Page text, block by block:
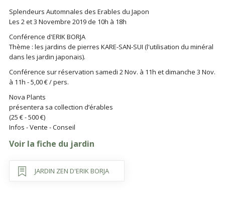
Splendeurs Automnales des Erables du Japon
Les 2 et 3 Novembre 2019 de 10h à 18h
Conférence d'ERIK BORJA
Thème : les jardins de pierres KARE-SAN-SUI (l'utilisation du minéral
dans les jardin japonais).
Conférence sur réservation samedi 2 Nov. à 11h et dimanche 3 Nov.
à 11h - 5,00 € / pers.
Nova Plants
présentera sa collection d’érables
(25 € - 500 €)
Infos - Vente - Conseil
Voir la fiche du jardin
JARDIN ZEN D'ERIK BORJA